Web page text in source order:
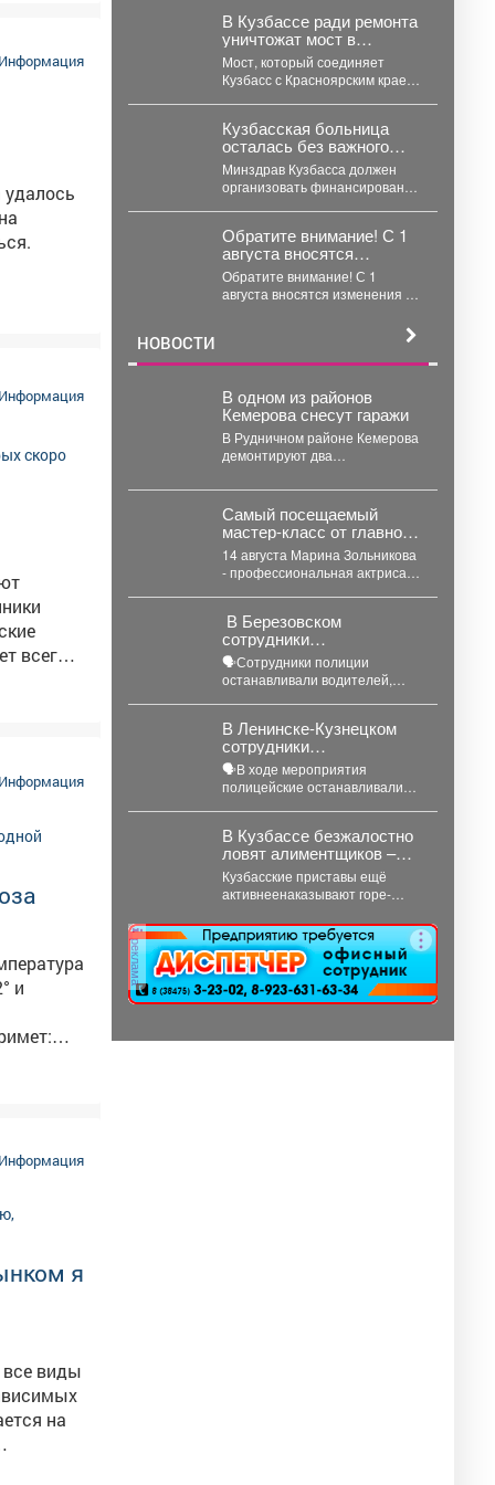
Информация
Информация
Информация
Информация
я
все виды
В Кузбассе ради ремонта
уничтожат мост в
соседний регион – будет
объезд
Мост, который соединяет
Кузбасс с Красноярским краем,
Кузбасская больница
осталась без важного
оборудования – за это
ответил Минздрав
Минздрав Кузбасса должен
организовать финансирование
аппарата в больнице
Мариинска. ...
Обратите внимание! С 1
августа вносятся
изменения в расписание
движения автобусов.
Обратите внимание! С 1
августа вносятся изменения в
НОВОСТИ
В одном из районов
Кемерова снесут гаражи
В Рудничном районе Кемерова
демонтируют два
признали незаконными. В
Рудничном...
Самый посещаемый
мастер‑класс от главного
режиссёра ДК
«Распадский»
возвращается
14 августа Марина Зольникова
- профессиональная актриса и
‍ В Березовском
сотрудники
Госавтоинспекции и
представители РЖД
провели совместный
рейд
🗣Сотрудники полиции
останавливали водителей,
переездов и не создавать
аварийных ситуаций....
В Ленинске-Кузнецком
сотрудники
Госавтоинспекции
провели акцию «Будь
трезвым в пути»
🗣В ходе мероприятия
полицейские останавливали
правила дорожного...
В Кузбассе безжалостно
ловят алиментщиков –
суммы взысканий
невероятно растут
Кузбасские приставы ещё
активнеенаказывают горе-
платят деньги на содержание
детей. С...
реклама